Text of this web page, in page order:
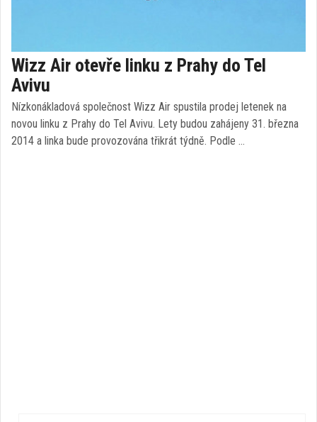
Wizz Air otevře linku z Prahy do Tel
Avivu
Nízkonákladová společnost Wizz Air spustila prodej letenek na
novou linku z Prahy do Tel Avivu. Lety budou zahájeny 31. března
2014 a linka bude provozována třikrát týdně. Podle …